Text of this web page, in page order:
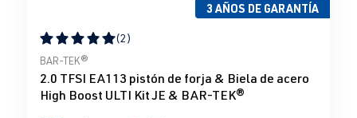
3 AÑOS DE GARANTÍA
Calificación promedio de 5 de 5 estrellas
(2)
BAR-TEK®
2.0 TFSI EA113 pistón de forja & Biela de acero
High Boost ULTI Kit JE & BAR-TEK®